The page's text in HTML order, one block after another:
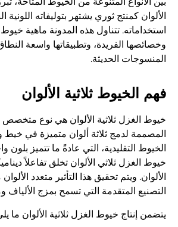
الألوان كمنتج ثوري يشتهر بتوليفاته اللونية
استخداماته. تتناول هذه المدونة ماهية خيوط
وخصائصها الفريدة، وتطبيقاتها واسعة
المنسوجات الحديثة.
فهم الخيوط ثلاثية الألوان
خيوط الغزل ثلاثية الألوان هي نوع
المصممة لدمج ثلاثة ألوان متميزة في
الخيوط التقليدية، التي عادةً ما تتميز بلون
خيوط الغزل ثلاثي الألوان تخلق تفاعلاً
الألوان. ويتم تحقيق هذا التأثير متعدد
التصنيع المتقدمة التي تسمح بمزج الألياف
يتضمن إنتاج خيوط الغزل ثلاثية الألوان ما